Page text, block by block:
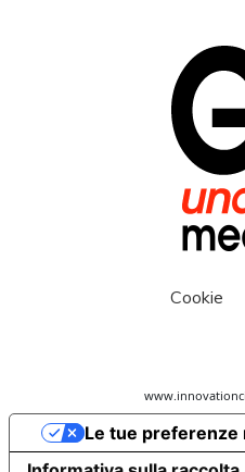
Cookie
Le tue preferenze